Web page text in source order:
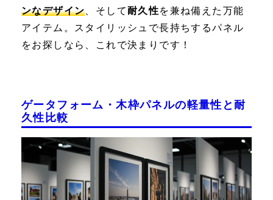
ンなデザイン 、そして耐久性を兼ね備えた万能
アイテム。スタイリッシュで長持ちするパネル
をお探しなら、これで決まりです！
ゲータフォーム・木枠パネルの軽量性と耐
久性比較